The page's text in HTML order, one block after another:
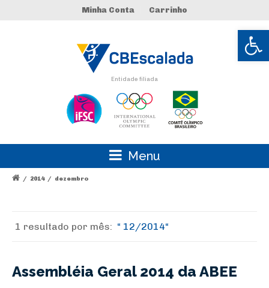
Abrir
Minha Conta Carrinho
Entidade filiada
Menu
/ 2014 / dezembro
1 resultado por mês: 12/2014
Assembléia Geral 2014 da ABEE